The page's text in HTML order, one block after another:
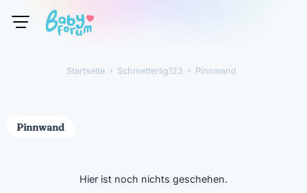
Startseite › Schmetterlig123 › Pinnwand
Pinnwand
Hier ist noch nichts geschehen.